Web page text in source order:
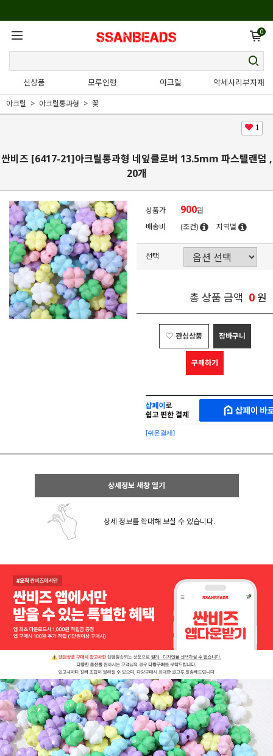
0
신상품 모루인형 아크릴 악세사리부자재
아크릴 아크릴통과형 꽃
1
싼비즈 [6417-21]아크릴통과형 네잎클로버 13.5mm 파스텔랜덤 ,
20개
상품가 900원
배송비
(조건) 지역별
선택
총 상품 금액 0원
관심상품 장바구니
구매하기
MAKESHOP
SHOPPAY
로
간
구
샵
페
페
이
구
[쉬운결제]
상세정보 새창 열기
상세 정보를 확대해 보실 수 있습니다.